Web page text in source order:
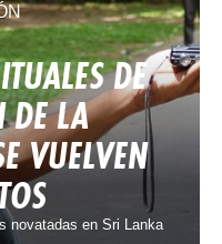
DE
DE LA
VUELVEN
novatadas en Sri Lanka